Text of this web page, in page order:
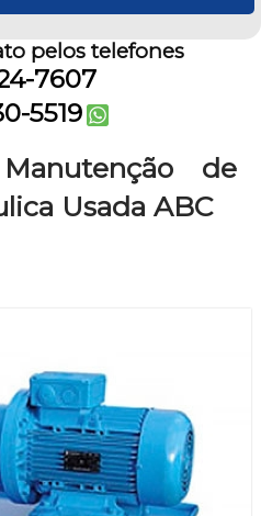
pelos telefones
7607
5519
de
Usada ABC